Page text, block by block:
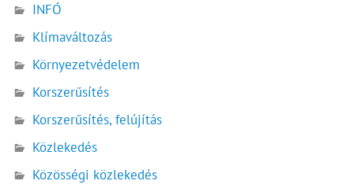
INFÓ
Klímaváltozás
Környezetvédelem
Korszerűsítés
Korszerűsítés, felújítás
Közlekedés
Közösségi közlekedés